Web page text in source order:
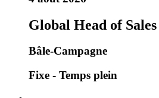
Global Head of Sales
Bâle-Campagne
Fixe - Temps plein